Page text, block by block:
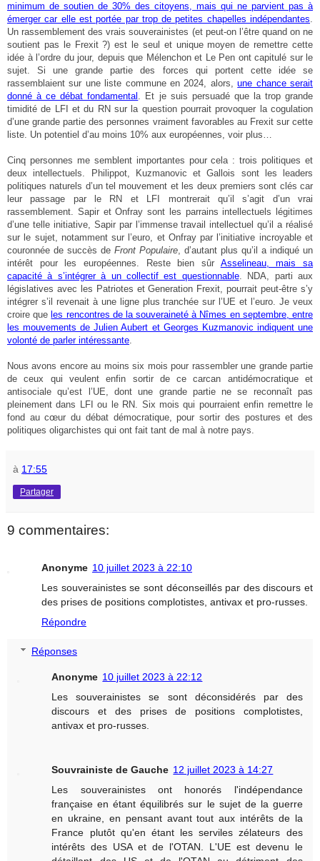
minimum de soutien de 30% des citoyens, mais qui ne parvient pas à
émerger car elle est portée par trop de petites chapelles indépendantes.
Un rassemblement des vrais souverainistes (et peut-on l’être quand on ne
soutient pas le Frexit ?) est le seul et unique moyen de remettre cette
idée à l’ordre du jour, depuis que Mélenchon et Le Pen ont capitulé sur le
sujet. Si une grande partie des forces qui portent cette idée se
rassemblaient sur une liste commune en 2024, alors,une chance serait
donné à ce débat fondamental . Et je suis persuadé que la trop grande
timidité de LFI et du RN sur la question pourrait provoquer la cogulation
d’une grande partie des personnes vraiment favorables au Frexit sur cette
liste. Un potentiel d’au moins 10% aux européennes, voir plus…
Cinq personnes me semblent importantes pour cela : trois politiques et
deux intellectuels. Philippot, Kuzmanovic et Gallois sont les leaders
politiques naturels d’un tel mouvement et les deux premiers sont clés car
leur passage par le RN et LFI montrerait qu’il s’agit d’un vrai
rassemblement. Sapir et Onfray sont les parrains intellectuels légitimes
d’une telle initiative, Sapir par l’immense travail intellectuel qu’il a réalisé
sur le sujet, notamment sur l’euro, et Onfray par l’initiative incroyable et
couronnée de succès de Front Populaire, d’autant plus qu’il a indiqué un
intérêt pour les européennes. Reste bien sûr Asselineau, mais sa
capacité à s’intégrer à un collectif est questionnable. NDA, parti aux
législatives avec les Patriotes et Generation Frexit, pourrait peut-être s’y
intégrer s’il revenait à une ligne plus tranchée sur l’UE et l’euro. Je veux
croire que les rencontres de la souveraineté à Nîmes en septembre, entre
les mouvements de Julien Aubert et Georges Kuzmanovic indiquent une
volonté de parler intéressante.
Nous avons encore au moins six mois pour rassembler une grande partie
de ceux qui veulent enfin sortir de ce carcan antidémocratique et
antisociale qu’est l’UE, dont une grande partie ne se reconnaît pas
pleinement dans LFI ou le RN. Six mois qui pourraient enfin remettre le
fond au cœur du débat démocratique, pour sortir des postures et des
politiques oligarchistes qui ont fait tant de mal à notre pays.
à 17:55
Partager
9 commentaires:
Anonyme 10 juillet 2023 à 22:10
Les souverainistes se sont déconseillés par des discours et
des prises de positions complotistes, antivax et pro-russes.
Répondre
Réponses
Anonyme 10 juillet 2023 à 22:12
Les souverainistes se sont déconsidérés par des
discours et des prises de positions complotistes,
antivax et pro-russes.
Souvrainiste de Gauche 12 juillet 2023 à 14:27
Les souverainistes ont honorés l'indépendance
française en étant équilibrés sur le sujet de la guerre
en ukraine, en pensant avant tout aux intérêts de la
France plutôt qu'en étant les serviles zélateurs des
intérêts des USA et de l'OTAN. L'UE est devenu le